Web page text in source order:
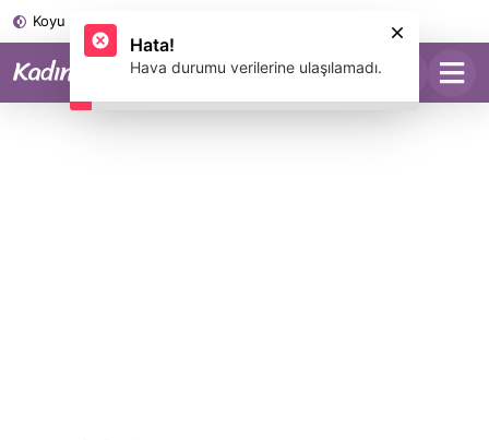
Koyu Mod